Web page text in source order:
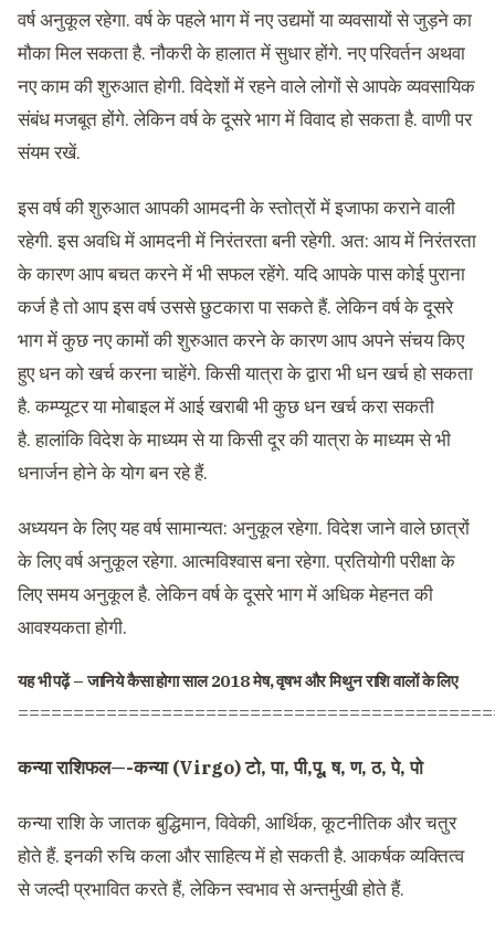
वर्ष अनुकूल रहेगा. वर्ष के पहले भाग में नए उद्यमों या व्यवसायों से जुड़ने का
मौका मिल सकता है. नौकरी के हालात में सुधार होंगे. नए परिवर्तन अथवा
नए काम की शुरुआत होगी. विदेशों में रहने वाले लोगों से आपके व्यवसायिक
संबंध मजबूत होंगे. लेकिन वर्ष के दूसरे भाग में विवाद हो सकता है. वाणी पर
संयम रखें.
इस वर्ष की शुरुआत आपकी आमदनी के स्तोत्रों में इजाफा कराने वाली
रहेगी. इस अवधि में आमदनी में निरंतरता बनी रहेगी. अत: आय में निरंतरता
के कारण आप बचत करने में भी सफल रहेंगे. यदि आपके पास कोई पुराना
कर्ज है तो आप इस वर्ष उससे छुटकारा पा सकते हैं. लेकिन वर्ष के दूसरे
भाग में कुछ नए कामों की शुरुआत करने के कारण आप अपने संचय किए
हुए धन को खर्च करना चाहेंगे. किसी यात्रा के द्वारा भी धन खर्च हो सकता
है. कम्प्यूटर या मोबाइल में आई खराबी भी कुछ धन खर्च करा सकती
है. हालांकि विदेश के माध्यम से या किसी दूर की यात्रा के माध्यम से भी
धनार्जन होने के योग बन रहे हैं.
अध्ययन के लिए यह वर्ष सामान्यत: अनुकूल रहेगा. विदेश जाने वाले छात्रों
के लिए वर्ष अनुकूल रहेगा. आत्मविश्वास बना रहेगा. प्रतियोगी परीक्षा के
लिए समय अनुकूल है. लेकिन वर्ष के दूसरे भाग में अधिक मेहनत की
आवश्यकता होगी.
यह भी पढ़ें –जानिये कैसा होगा साल 2018 मेष, वृषभ और मिथुन राशि वालों के लिए
कन्या राशिफल—-कन्या (Virgo) टो, पा, पी,पू, ष, ण, ठ, पे, पो
कन्या राशि के जातक बुद्धिमान, विवेकी, आर्थिक, कूटनीतिक और चतुर
होते हैं. इनकी रुचि कला और साहित्य में हो सकती है. आकर्षक व्यक्तित्व
से जल्दी प्रभावित करते हैं, लेकिन स्वभाव से अन्तर्मुखी होते हैं.